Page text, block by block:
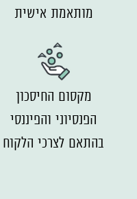
מותאמת אישית
מקסום החיסכון
הפנסיוני והפיננסי
בהתאם לצרכי הלקוח